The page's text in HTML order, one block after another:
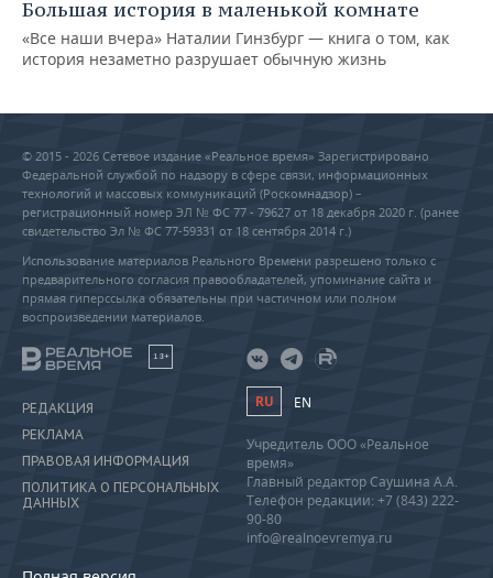
Большая история в маленькой комнате
«Все наши вчера» Наталии Гинзбург — книга о том, как
история незаметно разрушает обычную жизнь
© 2015 - 2026 Сетевое издание «Реальное время» Зарегистрировано
Федеральной службой по надзору в сфере связи, информационных
технологий и массовых коммуникаций (Роскомнадзор) –
регистрационный номер ЭЛ № ФС 77 - 79627 от 18 декабря 2020 г. (ранее
свидетельство Эл № ФС 77-59331 от 18 сентября 2014 г.)
Использование материалов Реального Времени разрешено только с
предварительного согласия правообладателей, упоминание сайта и
прямая гиперссылка обязательны при частичном или полном
воспроизведении материалов.
18+
РЕДАКЦИЯ
РЕКЛАМА
ПРАВОВАЯ ИНФОРМАЦИЯ
ПОЛИТИКА О ПЕРСОНАЛЬНЫХ
ДАННЫХ
RU EN
Учредитель ООО «Реальное
время»
Главный редактор Саушина А.А.
Телефон редакции: +7 (843) 222-
90-80
info@realnoevremya.ru